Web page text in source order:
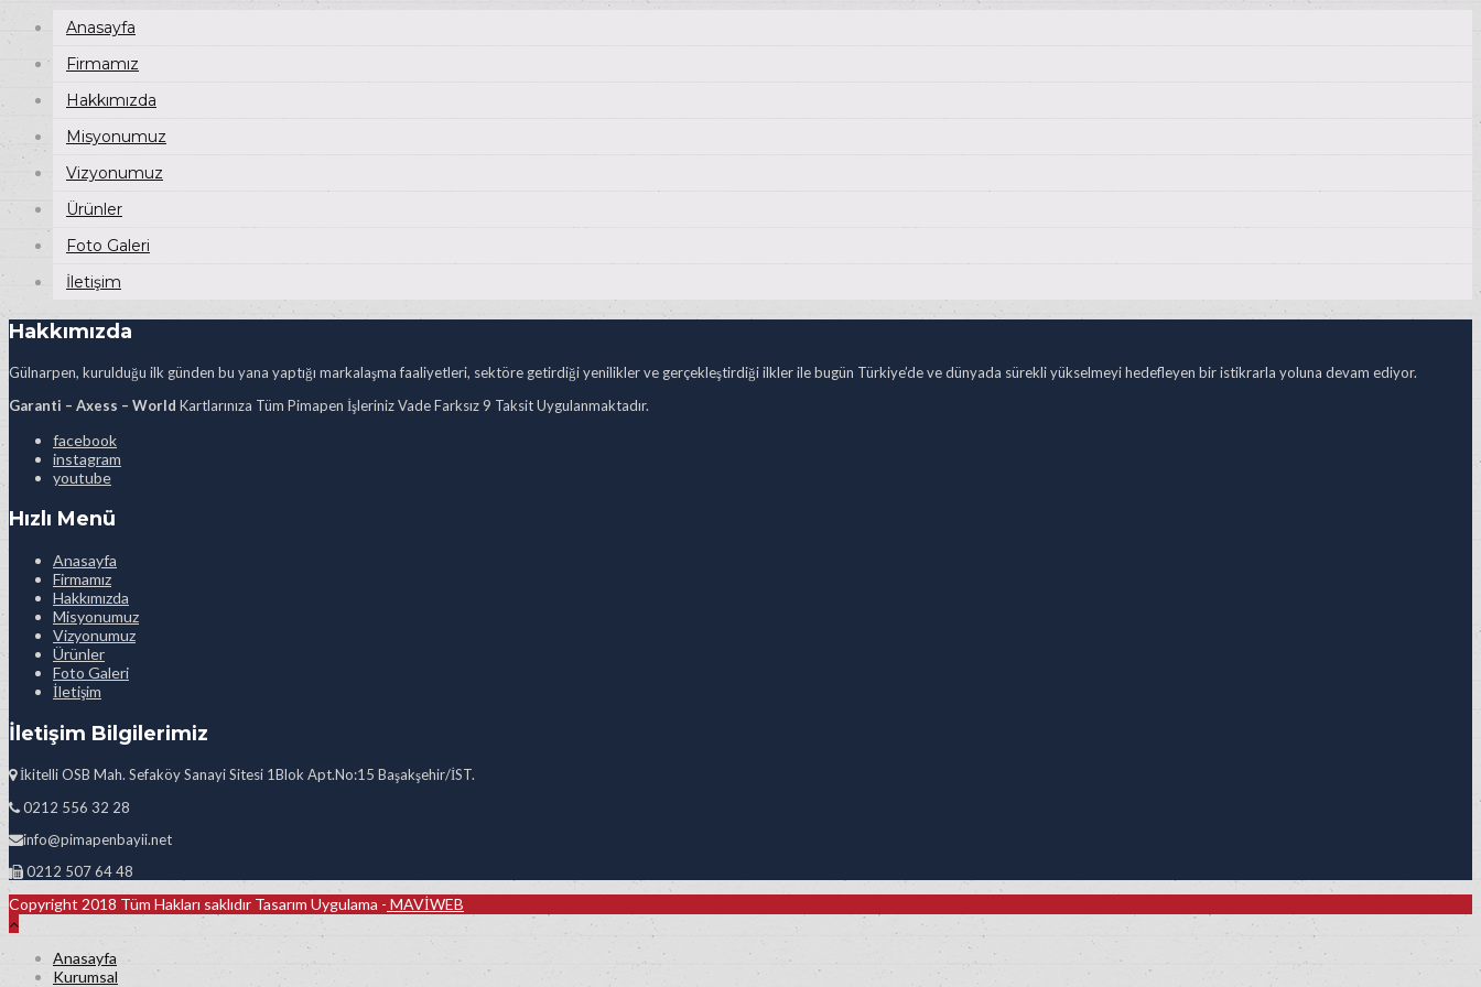
Anasayfa
Firmamız
Hakkımızda
Misyonumuz
Vizyonumuz
Ürünler
Foto Galeri
İletişim
Hakkımızda
Gülnarpen, kurulduğu ilk günden bu yana yaptığı markalaşma faaliyetleri, sektöre getirdiği yenilikler ve gerçekleştirdiği ilkler ile bugün Türkiye’de ve dünyada sürekli yükselmeyi hedefleyen bir istikrarla yoluna devam ediyor.
Garanti – Axess – World Kartlarınıza Tüm Pimapen İşleriniz Vade Farksız 9 Taksit Uygulanmaktadır.
facebook
instagram
youtube
Hızlı Menü
Anasayfa
Firmamız
Hakkımızda
Misyonumuz
Vizyonumuz
Ürünler
Foto Galeri
İletişim
İletişim Bilgilerimiz
İkitelli OSB Mah. Sefaköy Sanayi Sitesi 1Blok Apt.No:15 Başakşehir/İST.
0212 556 32 28
info@pimapenbayii.net
0212 507 64 48
Copyright 2018 Tüm Hakları saklıdır Tasarım Uygulama - MAVİWEB
Anasayfa
Kurumsal